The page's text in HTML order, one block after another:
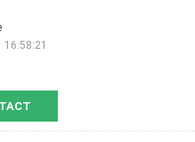
16:58:21